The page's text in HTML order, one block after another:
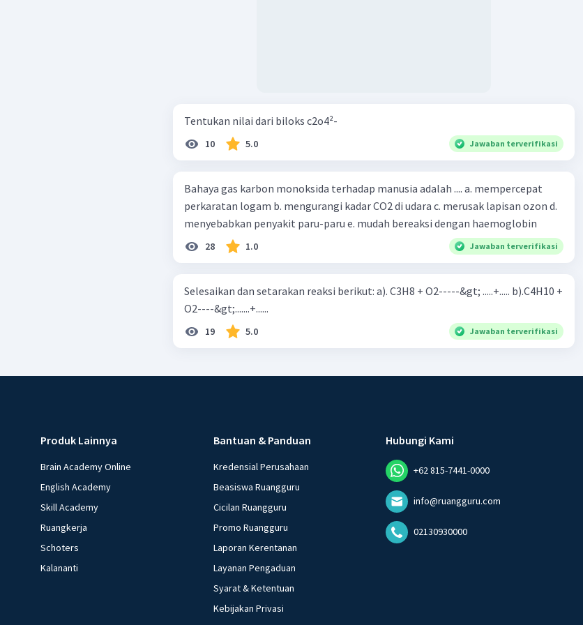
Tentukan nilai dari biloks c2o4²-
10 5.0 Jawaban terverifikasi
Bahaya gas karbon monoksida terhadap manusia adalah .... a. mempercepat
perkaratan logam b. mengurangi kadar CO2 di udara c. merusak lapisan ozon d.
menyebabkan penyakit paru-paru e. mudah bereaksi dengan haemoglobin
28 1.0 Jawaban terverifikasi
Selesaikan dan setarakan reaksi berikut: a). C3H8 + O2-----&gt; .....+..... b).C4H10 +
O2----&gt;.......+......
19 5.0 Jawaban terverifikasi
Produk Lainnya
Brain Academy Online
English Academy
Skill Academy
Ruangkerja
Schoters
Kalananti
Bantuan & Panduan
Kredensial Perusahaan
Beasiswa Ruangguru
Cicilan Ruangguru
Promo Ruangguru
Laporan Kerentanan
Layanan Pengaduan
Syarat & Ketentuan
Kebijakan Privasi
Hubungi Kami
+62 815-7441-0000
info@ruangguru.com
02130930000